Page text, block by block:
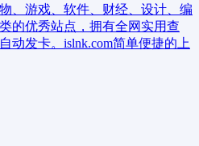
、游戏、软件、财经、设计、编
的优秀站点，拥有全网实用查
动发卡。islnk.com简单便捷的上